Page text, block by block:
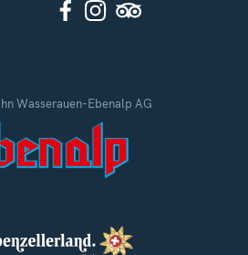
Wasserauen-Ebenalp AG